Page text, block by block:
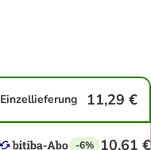
Einzellieferung 11,29 €
-6% 10,61 €